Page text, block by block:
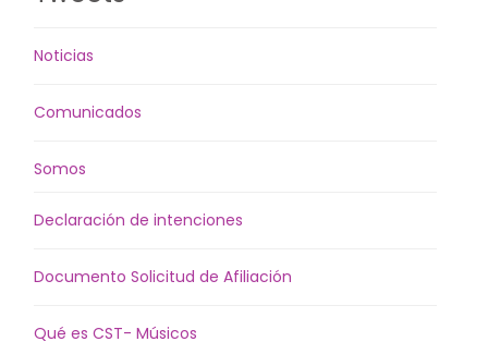
Noticias
Comunicados
Somos
Declaración de intenciones
Documento Solicitud de Afiliación
Qué es CST- Músicos